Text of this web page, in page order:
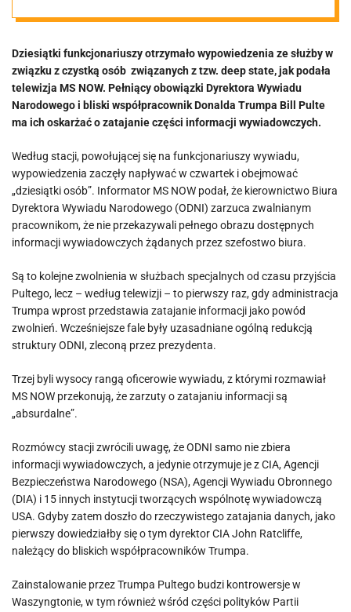
funkcjonariusz
y otrzymało
wypowiedzenia
Dziesiątki funkcjonariuszy otrzymało wypowiedzenia ze służby w
związku z czystką osób związanych z tzw. deep state, jak podała
telewizja MS NOW. Pełniący obowiązki Dyrektora Wywiadu
Narodowego i bliski współpracownik Donalda Trumpa Bill Pulte
ma ich oskarżać o zatajanie części informacji wywiadowczych.
Według stacji, powołującej się na funkcjonariuszy wywiadu,
wypowiedzenia zaczęły napływać w czwartek i obejmować
„dziesiątki osób”. Informator MS NOW podał, że kierownictwo Biura
Dyrektora Wywiadu Narodowego (ODNI) zarzuca zwalnianym
pracownikom, że nie przekazywali pełnego obrazu dostępnych
informacji wywiadowczych żądanych przez szefostwo biura.
Są to kolejne zwolnienia w służbach specjalnych od czasu przyjścia
Pultego, lecz – według telewizji – to pierwszy raz, gdy administracja
Trumpa wprost przedstawia zatajanie informacji jako powód
zwolnień. Wcześniejsze fale były uzasadniane ogólną redukcją
struktury ODNI, zleconą przez prezydenta.
Trzej byli wysocy rangą oficerowie wywiadu, z którymi rozmawiał
MS NOW przekonują, że zarzuty o zatajaniu informacji są
„absurdalne”.
Rozmówcy stacji zwrócili uwagę, że ODNI samo nie zbiera
informacji wywiadowczych, a jedynie otrzymuje je z CIA, Agencji
Bezpieczeństwa Narodowego (NSA), Agencji Wywiadu Obronnego
(DIA) i 15 innych instytucji tworzących wspólnotę wywiadowczą
USA. Gdyby zatem doszło do rzeczywistego zatajania danych, jako
pierwszy dowiedziałby się o tym dyrektor CIA John Ratcliffe,
należący do bliskich współpracowników Trumpa.
Zainstalowanie przez Trumpa Pultego budzi kontrowersje w
Waszyngtonie, w tym również wśród części polityków Partii